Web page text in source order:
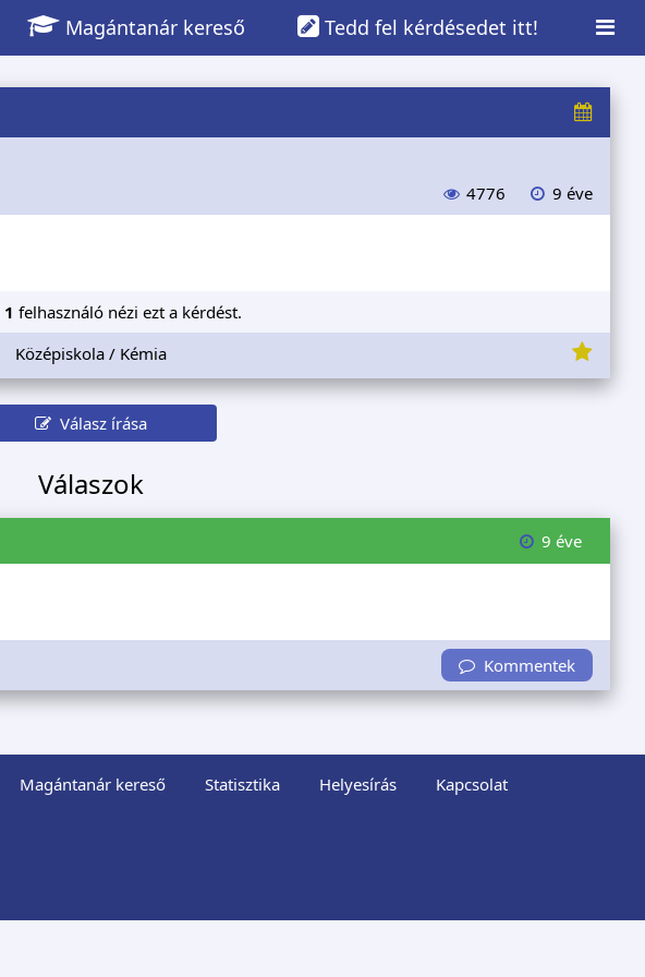
Tedd fel kérdésedet itt!
Magántanár kereső
4776 9 éve
1 felhasználó nézi ezt a kérdést.
Középiskola / Kémia
Válasz írása
Válaszok
9 éve
Kommentek
Magántanár kereső Statisztika Helyesírás Kapcsolat